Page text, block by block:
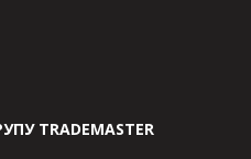
TRADEMASTER